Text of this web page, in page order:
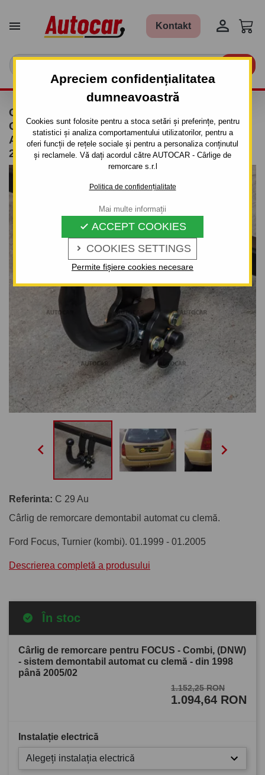
Apreciem confidențialitatea
dumneavoastră
Cookies sunt folosite pentru a stoca setări și preferințe, pentru
statistici și analiza comportamentului utilizatorilor, pentru a
oferi funcții de rețele sociale și pentru a personaliza conținutul
și reclamele. Vă dați acordul către AUTOCAR - Cârlige de
remorcare s.r.l
Politica de confidențialitate
 COOKIES SETTINGS
 ACCEPT COOKIES
Permite fișiere cookies necesare
Mai multe informații
 Kontakt 
CÂRLIG DE REMORCARE PENTRU FOCUS -
COMBI, (DNW) - SISTEM DEMONTABIL
AUTOMAT CU CLEMĂ - DIN 1998 PÂNĂ
2005/02
 
Referinta: C 29 Au
Cârlig de remorcare demontabil automat cu clemă.
Ford Focus, Turnier (kombi). 01.1999 - 01.2005
Descrierea completă a produsului
În stoc
Cârlig de remorcare pentru FOCUS - Combi, (DNW)
- sistem demontabil automat cu clemă - din 1998
până 2005/02
1.152,25 RON
1.094,64 RON
Instalație electrică
Alegeți instalația electrică